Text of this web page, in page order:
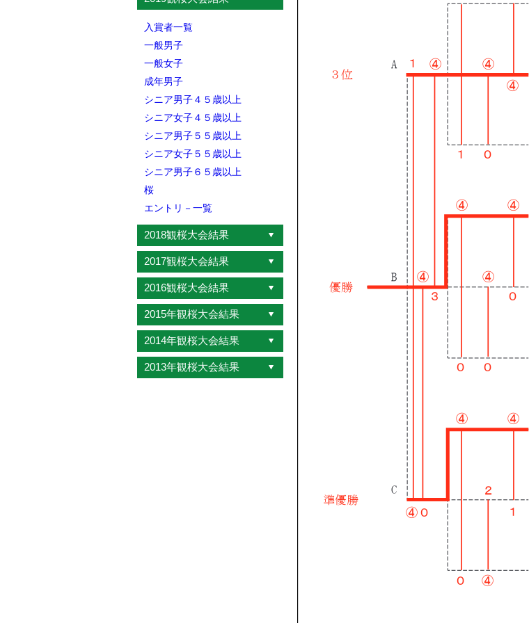
入賞者一覧
一般男子
一般女子
成年男子
シニア男子４５歳以上
シニア女子４５歳以上
シニア男子５５歳以上
シニア女子５５歳以上
シニア男子６５歳以上
桜
エントリ－一覧
2018観桜大会結果
2017観桜大会結果
2016観桜大会結果
2015年観桜大会結果
2014年観桜大会結果
2013年観桜大会結果